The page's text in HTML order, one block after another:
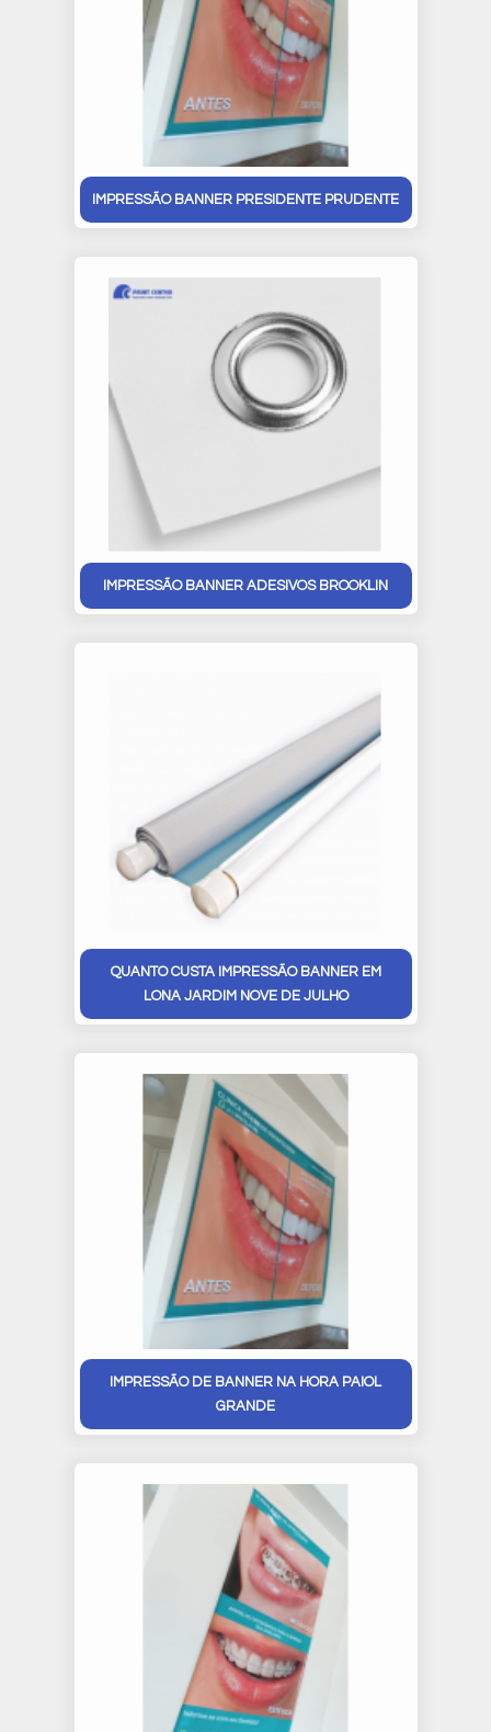
IMPRESSÃO BANNER PRESIDENTE PRUDENTE
IMPRESSÃO BANNER ADESIVOS BROOKLIN
QUANTO CUSTA IMPRESSÃO BANNER EM
LONA JARDIM NOVE DE JULHO
IMPRESSÃO DE BANNER NA HORA PAIOL
GRANDE